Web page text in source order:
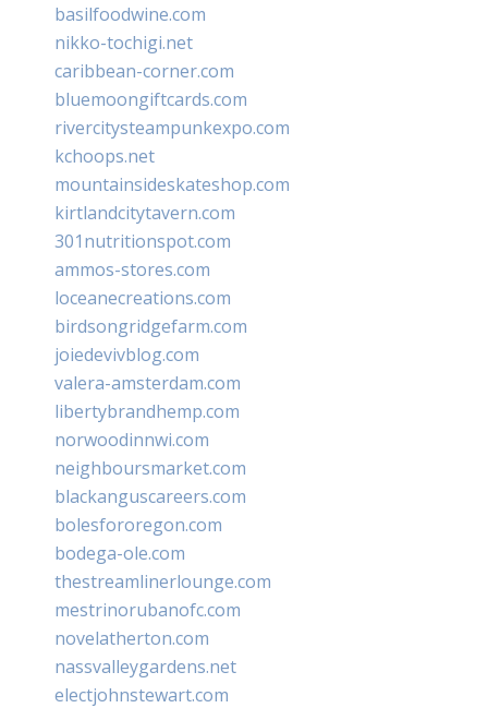
basilfoodwine.com
nikko-tochigi.net
caribbean-corner.com
bluemoongiftcards.com
rivercitysteampunkexpo.com
kchoops.net
mountainsideskateshop.com
kirtlandcitytavern.com
301nutritionspot.com
ammos-stores.com
loceanecreations.com
birdsongridgefarm.com
joiedevivblog.com
valera-amsterdam.com
libertybrandhemp.com
norwoodinnwi.com
neighboursmarket.com
blackanguscareers.com
bolesfororegon.com
bodega-ole.com
thestreamlinerlounge.com
mestrinorubanofc.com
novelatherton.com
nassvalleygardens.net
electjohnstewart.com